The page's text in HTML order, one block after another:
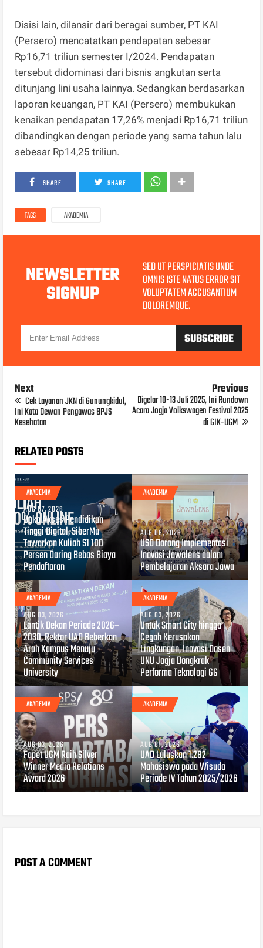
Disisi lain, dilansir dari beragai sumber, PT KAI
(Persero) mencatatkan pendapatan sebesar
Rp16,71 triliun semester I/2024. Pendapatan
tersebut didominasi dari bisnis angkutan serta
ditunjang lini usaha lainnya. Sedangkan berdasarkan
laporan keuangan, PT KAI (Persero) membukukan
kenaikan pendapatan 17,26% menjadi Rp16,71 triliun
dibandingkan dengan periode yang sama tahun lalu
sebesar Rp14,25 triliun.
SHARE SHARE
TAGS AKADEMIA
NEWSLETTER
SIGNUP
SED UT PERSPICIATIS UNDE
OMNIS ISTE NATUS ERROR SIT
VOLUPTATEM ACCUSANTIUM
DOLOREMQUE.
Next
Cek Layanan JKN di Gunungkidul,
Ini Kata Dewan Pengawas BPJS
Kesehatan
Previous
Digelar 10-13 Juli 2025, Ini Rundown
Acara Jogja Volkswagen Festival 2025
di GIK-UGM
RELATED POSTS
AKADEMIA
AUG 07, 2026
Buka Akses Pendidikan
Tinggi Digital, SiberMu
Tawarkan Kuliah S1 100
Persen Daring Bebas Biaya
Pendaftaran
AKADEMIA
AUG 06, 2026
USD Dorong Implementasi
Inovasi Jawalens dalam
Pembelajaran Aksara Jawa
AKADEMIA
AUG 03, 2026
Lantik Dekan Periode 2026–
2030, Rektor UAD Beberkan
Arah Kampus Menuju
Community Services
University
AKADEMIA
AUG 03, 2026
Untuk Smart City hingga
Cegah Kerusakan
Lingkungan, Inovasi Dosen
UNU Jogja Dongkrak
Performa Teknologi 6G
AKADEMIA
AUG 03, 2026
Fapet UGM Raih Silver
Winner Media Relations
Award 2026
AKADEMIA
AUG 01, 2026
UAD Luluskan 1.282
Mahasiswa pada Wisuda
Periode IV Tahun 2025/2026
POST A COMMENT